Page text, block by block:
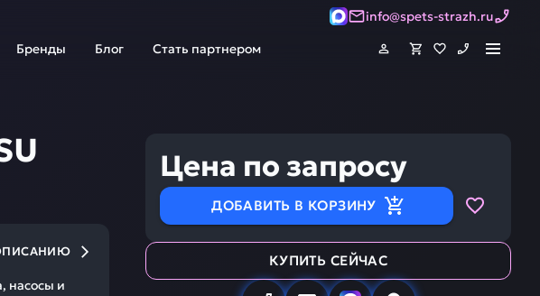
info@spets-strazh.ru
Бренды Блог Стать партнером
насосы и
Цена по запросу
ДОБАВИТЬ В КОРЗИНУ
КУПИТЬ СЕЙЧАС